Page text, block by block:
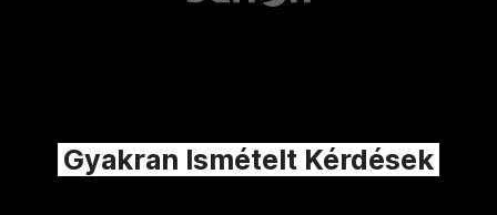
Gyakran Ismételt Kérdések